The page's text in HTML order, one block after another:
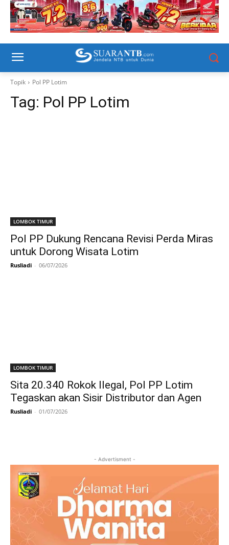
Topik Pol PP Lotim
Tag: Pol PP Lotim
LOMBOK TIMUR
Pol PP Dukung Rencana Revisi Perda Miras
untuk Dorong Wisata Lotim
Rusliadi - 06/07/2026
LOMBOK TIMUR
Sita 20.340 Rokok Ilegal, Pol PP Lotim
Tegaskan akan Sisir Distributor dan Agen
Rusliadi - 01/07/2026
- Advertisment -